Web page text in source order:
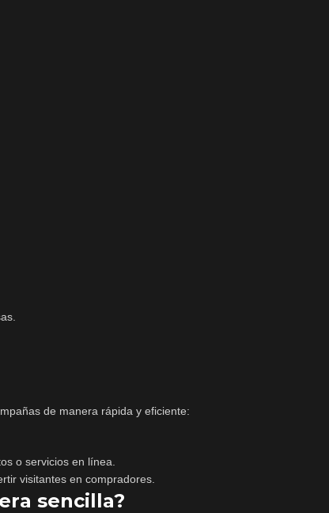
de manera rápida y eficiente:
o servicios en línea.
visitantes en compradores.
sencilla?